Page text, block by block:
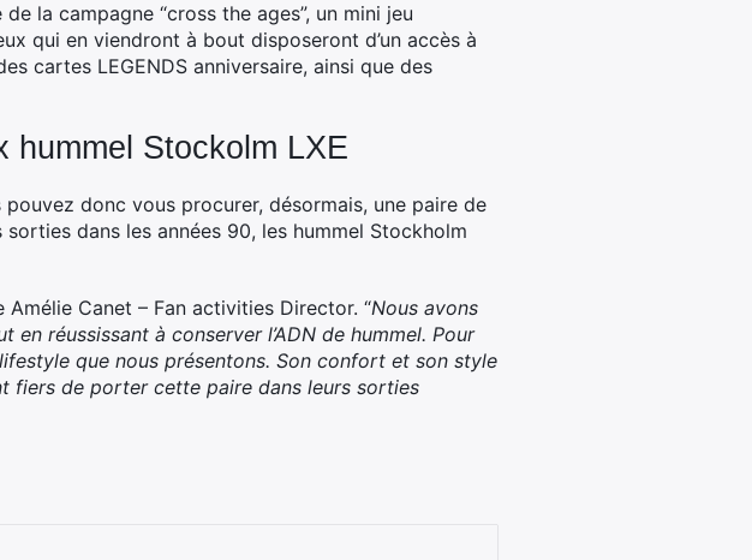
la campagne “cross the ages”, un mini jeu
qui en viendront à bout disposeront d’un accès à
cartes LEGENDS anniversaire, ainsi que des
hummel Stockolm LXE
donc vous procurer, désormais, une paire de
dans les années 90, les hummel Stockholm
Amélie Canet – Fan activities Director. “Nous avons
réussissant à conserver l’ADN de hummel. Pour
que nous présentons. Son confort et son style
fiers de porter cette paire dans leurs sorties